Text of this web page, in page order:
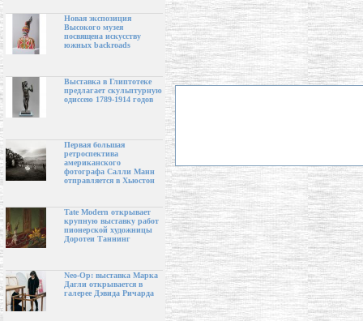
Новая экспозиция
Высокого музея
посвящена искусству
южных backroads
Выставка в Глиптотеке
предлагает скульптурную
одиссею 1789-1914 годов
Первая большая
ретроспектива
американского
фотографа Салли Манн
отправляется в Хьюстон
Tate Modern открывает
крупную выставку работ
пионерской художницы
Доротеи Таннинг
Neo-Op: выставка Марка
Дагли открывается в
галерее Дэвида Ричарда